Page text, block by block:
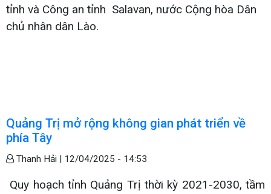
tỉnh và Công an tỉnh Salavan, nước Cộng hòa Dân
chủ nhân dân Lào.
Quảng Trị mở rộng không gian phát triển về
phía Tây
Thanh Hải | 12/04/2025 - 14:53
Quy hoạch tỉnh Quảng Trị thời kỳ 2021-2030, tầm